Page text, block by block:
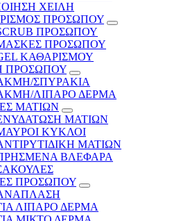
ΧΕΙΛΗ
ΠΡΟΣΩΠΟΥ
ΠΡΟΣΩΠΟΥ
ΠΡΟΣΩΠΟΥ
ΚΑΘΑΡΙΣΜΟΥ
ΠΡΟΣΩΠΟΥ
ΣΠΥΡΑΚΙΑ
ΛΙΠΑΡΟ ΔΕΡΜΑ
ΜΑΤΙΩΝ
ΜΑΤΙΩΝ
ΚΥΚΛΟΙ
ΜΑΤΙΩΝ
ΒΛΕΦΑΡΑ
ΠΡΟΣΩΠΟΥ
ΛΙΠΑΡΟ ΔΕΡΜΑ